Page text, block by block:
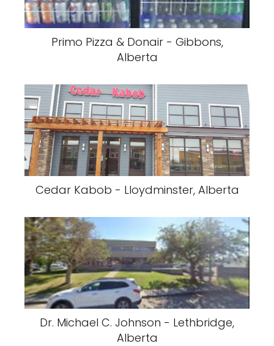
Primo Pizza & Donair - Gibbons,
Alberta
Cedar Kabob - Lloydminster, Alberta
Dr. Michael C. Johnson - Lethbridge,
Alberta